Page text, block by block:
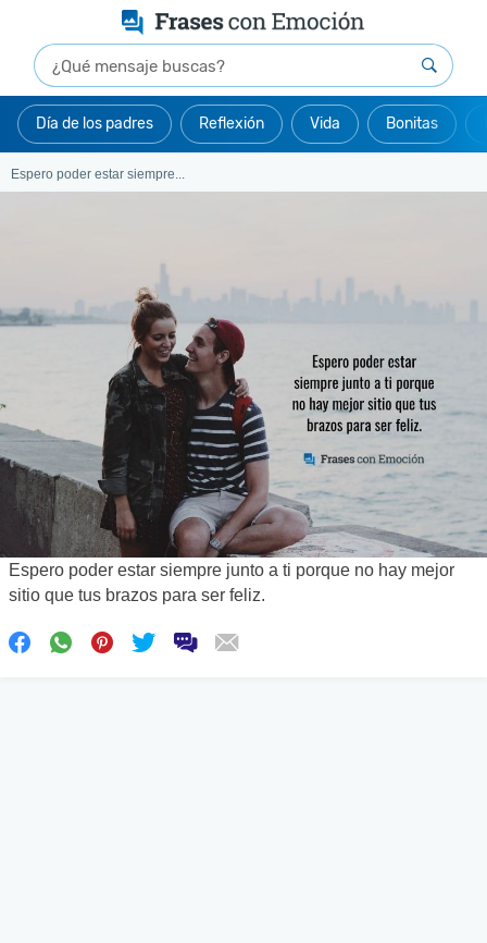
Día de los padres Reflexión Vida Bonitas
Espero poder estar siempre...
Espero poder estar siempre junto a ti porque no hay mejor
sitio que tus brazos para ser feliz.